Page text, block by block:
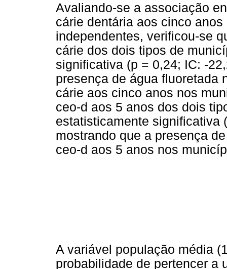
Avaliando-se a associação
cárie dentária aos cinco
independentes, verificou-se
cárie dos dois tipos de
significativa (p = 0,24; IC: -
presença de água fluoretada
cárie aos cinco anos nos
ceo-d aos 5 anos dos dois
estatisticamente significativa
mostrando que a presença
ceo-d aos 5 anos nos
A variável população média
probabilidade de pertencer a